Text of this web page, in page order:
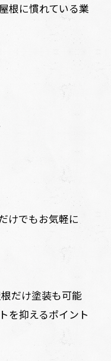
根に慣れている業
けでもお気軽に
だけ塗装も可能
を抑えるポイント